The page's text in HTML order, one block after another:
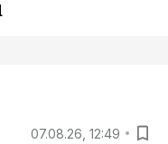
07.08.26, 12:49